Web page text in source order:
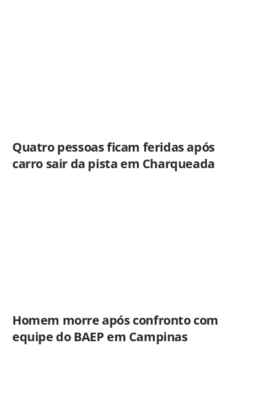
Quatro pessoas ficam feridas após
carro sair da pista em Charqueada
Homem morre após confronto com
equipe do BAEP em Campinas